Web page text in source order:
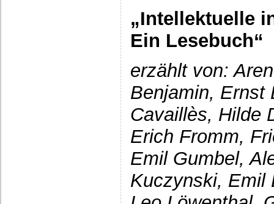
„Intellektuelle
Ein Lesebuch“
erzählt von:
Benjamin, Ernst
Cavaillès, Hilde
Erich Fromm,
Emil Gumbel,
Kuczynski, Emil